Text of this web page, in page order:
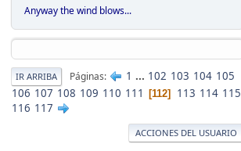
Anyway the wind blows...
IR ARRIBA Páginas 1 ... 102 103 104 105
106 107 108 109 110 111 112 113 114 115
116 117
ACCIONES DEL USUARIO